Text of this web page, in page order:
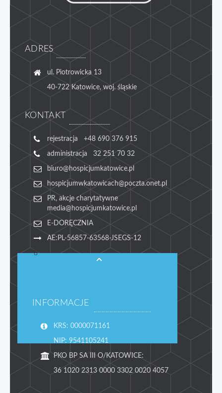
ADRES
ul. Piotrowicka 13
40-722 Katowice, woj. śląskie
KONTAKT
rejestracja +48 690 376 915
administracja 32 251 70 32
biuro@hospicjumkatowice.pl
hospicjumwkatowicach@poczta.onet.pl
PR, akcje charytatywne
media@hospicjumkatowice.pl
E-DORĘCZNIA
AE:PL-56857-63568-JSEGS-12
INFORMACJE
KRS: 0000071161
NIP: 9541105241
PKO BP SA III O/KATOWICE:
36 1020 2313 0000 3302 0020 4057